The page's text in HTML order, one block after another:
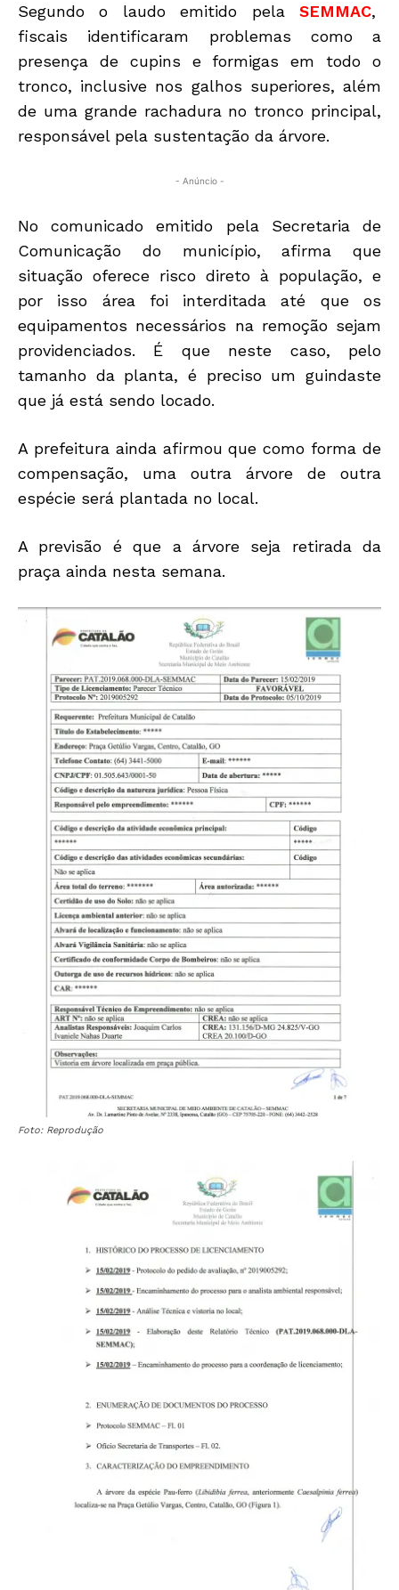
Segundo o laudo emitido pelaSEMMAC,
fiscais identificaram problemas como a
presença de cupins e formigas em todo o
tronco, inclusive nos galhos superiores, além
de uma grande rachadura no tronco principal,
responsável pela sustentação da árvore.
- Anúncio -
No comunicado emitido pela Secretaria de
Comunicação do município, afirma que
situação oferece risco direto à população, e
por isso área foi interditada até que os
equipamentos necessários na remoção sejam
providenciados. É que neste caso, pelo
tamanho da planta, é preciso um guindaste
que já está sendo locado.
A prefeitura ainda afirmou que como forma de
compensação, uma outra árvore de outra
espécie será plantada no local.
A previsão é que a árvore seja retirada da
praça ainda nesta semana.
Foto: Reprodução